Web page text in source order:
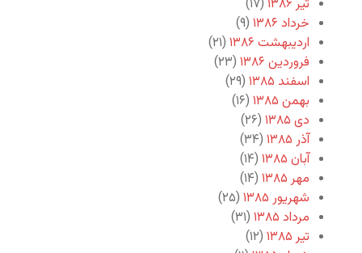
تیر ۱۳۸۶
(۱۷)
خرداد ۱۳۸۶
(۹)
اردیبهشت ۱۳۸۶
(۲۱)
فروردین ۱۳۸۶
(۲۳)
اسفند ۱۳۸۵
(۲۹)
بهمن ۱۳۸۵
(۱۶)
دی ۱۳۸۵
(۲۶)
آذر ۱۳۸۵
(۳۴)
آبان ۱۳۸۵
(۱۴)
مهر ۱۳۸۵
(۱۴)
شهریور ۱۳۸۵
(۲۵)
مرداد ۱۳۸۵
(۳۱)
تیر ۱۳۸۵
(۱۲)